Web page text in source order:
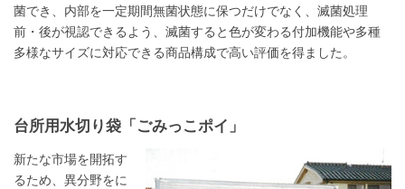
菌でき、内部を一定期間無菌状態に保つだけでなく、滅菌処理
前・後が視認できるよう、滅菌すると色が変わる付加機能や多種
多様なサイズに対応できる商品構成で高い評価を得ました。
台所用水切り袋「ごみっこポイ」
新たな市場を開拓す
るため、異分野をに